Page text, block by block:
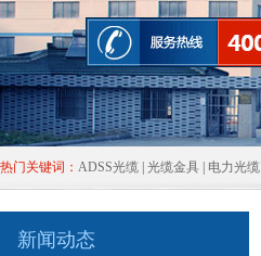
热门关键词： ADSS光缆 光缆金具 电力光缆
新闻动态